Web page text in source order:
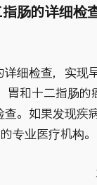
肠的详细检
细检查，实现
胃和十二指肠的
。如果发现疾
专业医疗机构。